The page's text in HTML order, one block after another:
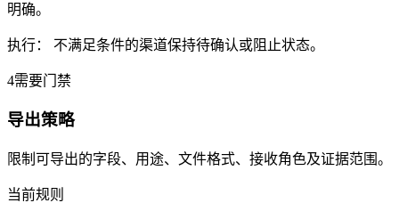
明确。
执行： 不满足条件的渠道保持待确认或阻止状态。
4需要门禁
导出策略
限制可导出的字段、用途、文件格式、接收角色及证据范围。
当前规则